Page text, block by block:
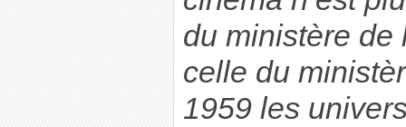
du ministère de
celle du
1959 les